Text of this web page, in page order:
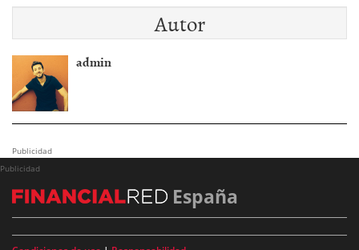
Autor
admin
Publicidad
Publicidad
España